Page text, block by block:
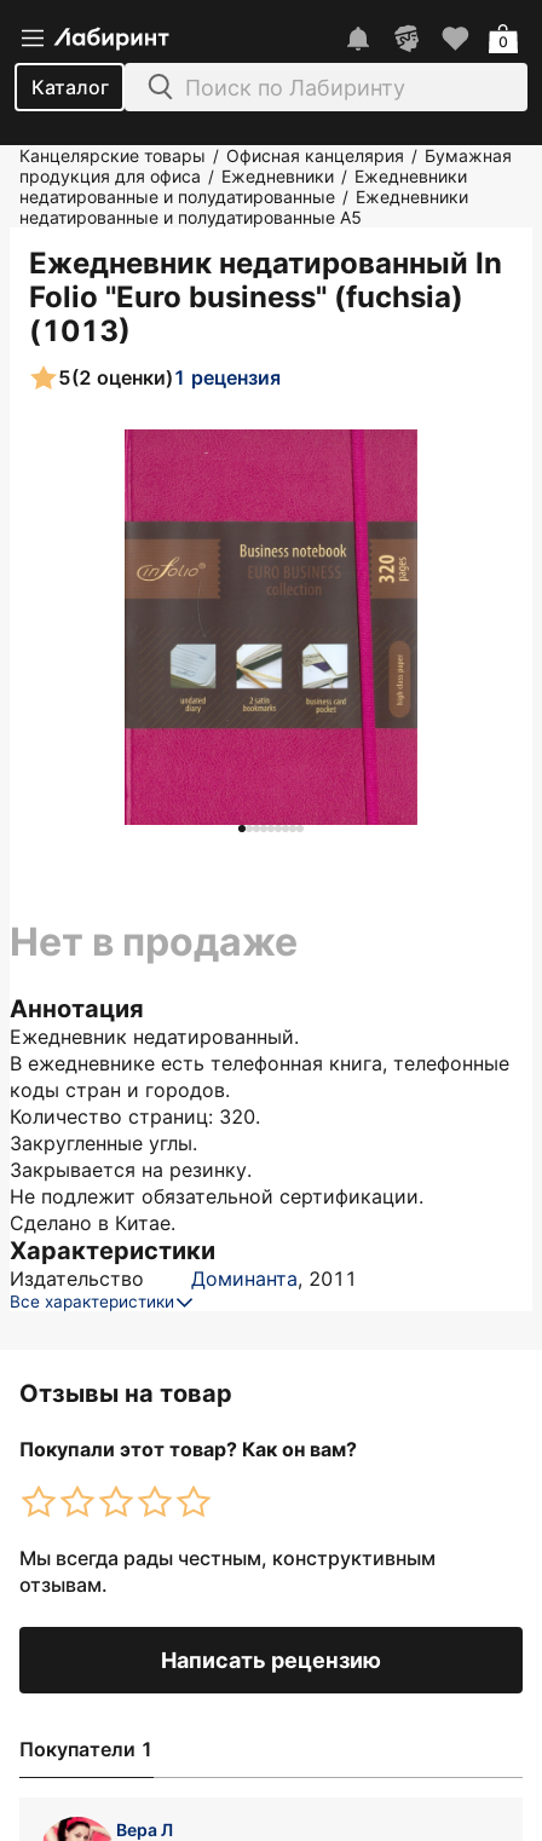
Каталог
0
Канцелярские товары / Офисная канцелярия / Бумажная
продукция для офиса / Ежедневники / Ежедневники
недатированные и полудатированные / Ежедневники
недатированные и полудатированные А5
Ежедневник недатированный In
Folio "Euro business" (fuchsia)
(1013)
5(2 оценки)1 рецензия
Аннотация
Ежедневник недатированный.
В ежедневнике есть телефонная книга, телефонные
коды стран и городов.
Количество страниц: 320.
Закругленные углы.
Закрывается на резинку.
Не подлежит обязательной сертификации.
Сделано в Китае.
Характеристики
Издательство Доминанта, 2011
Все характеристики
Нет в продаже
Отзывы на товар
Покупали этот товар? Как он вам?
Мы всегда рады честным, конструктивным
отзывам.
Написать рецензию
Покупатели 1
Вера Л